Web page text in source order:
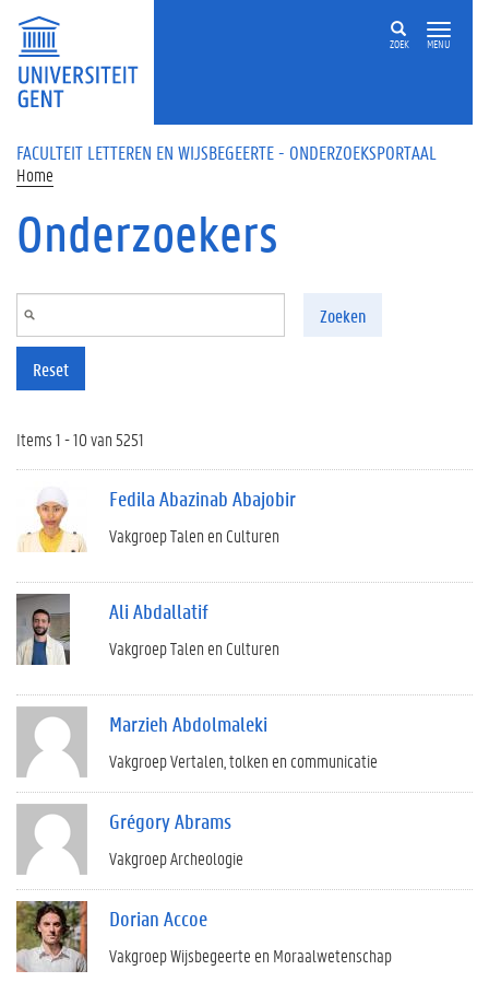
Overslaan en naar de inhoud gaan
ZOEK MENU
FACULTEIT LETTEREN EN WIJSBEGEERTE - ONDERZOEKSPORTAAL
Home
Onderzoekers
Zoeken
Reset
Items 1 - 10 van 5251
Fedila Abazinab Abajobir
Vakgroep Talen en Culturen
Ali Abdallatif
Vakgroep Talen en Culturen
Marzieh Abdolmaleki
Vakgroep Vertalen, tolken en communicatie
Grégory Abrams
Vakgroep Archeologie
Dorian Accoe
Vakgroep Wijsbegeerte en Moraalwetenschap